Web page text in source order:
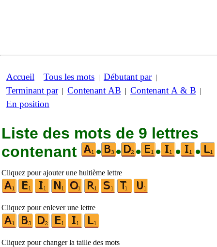
Accueil | Tous les mots | Débutant par|
Terminant par| Contenant AB | Contenant A & B |
En position
Liste des mots de 9 lettres
contenant
• • • • • •
Cliquez pour ajouter une huitième lettre
Cliquez pour enlever une lettre
Cliquez pour changer la taille des mots